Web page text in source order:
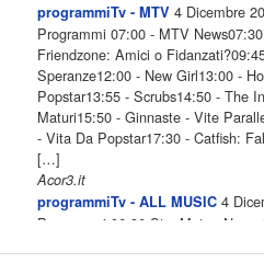
programmiTv - MTV 4 Dicembre
Programmi 07:00 - MTV
Friendzone: Amici o
Speranze12:00 - New Girl13:00 -
Popstar13:55 - Scrubs14:50 - The
Maturi15:50 - Ginnaste - Vite
- Vita Da Popstar17:30 - Catfish:
[…]
Acor3.it
programmiTv - ALL MUSIC 4
Programmi 06.30 Star.Meteo.News